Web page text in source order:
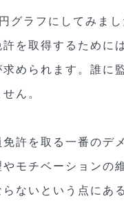
グラフにしてみま
を取得するために
められます。誰に
ん。
許を取る一番のデ
モチベーションの
ないという点にあ